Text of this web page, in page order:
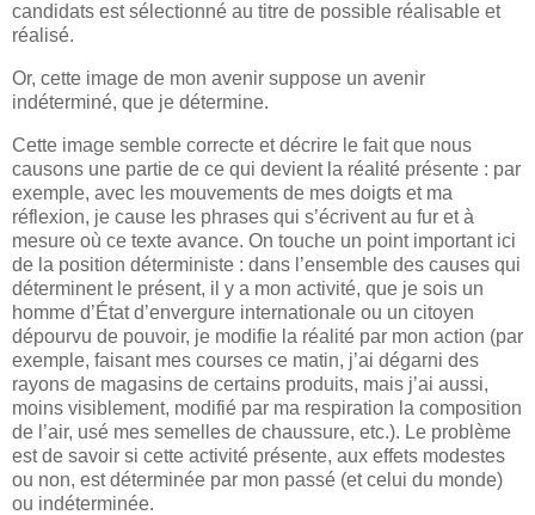
candidats est sélectionné au titre de possible réalisable et
réalisé.
Or, cette image de mon avenir suppose un avenir
indéterminé, que je détermine.
Cette image semble correcte et décrire le fait que nous
causons une partie de ce qui devient la réalité présente : par
exemple, avec les mouvements de mes doigts et ma
réflexion, je cause les phrases qui s’écrivent au fur et à
mesure où ce texte avance. On touche un point important ici
de la position déterministe : dans l’ensemble des causes qui
déterminent le présent, il y a mon activité, que je sois un
homme d’État d’envergure internationale ou un citoyen
dépourvu de pouvoir, je modifie la réalité par mon action (par
exemple, faisant mes courses ce matin, j’ai dégarni des
rayons de magasins de certains produits, mais j’ai aussi,
moins visiblement, modifié par ma respiration la composition
de l’air, usé mes semelles de chaussure, etc.). Le problème
est de savoir si cette activité présente, aux effets modestes
ou non, est déterminée par mon passé (et celui du monde)
ou indéterminée.